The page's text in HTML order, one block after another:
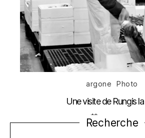
argone Photo
Une visite de Rungis
Date
de
21 mai 2012
Recherche